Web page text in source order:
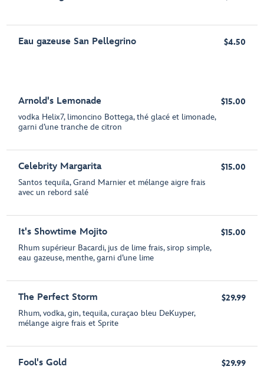
Eau gazeuse San Pellegrino $4.50
Arnold's Lemonade
vodka Helix7, limoncino Bottega, thé glacé et limonade,
garni d’une tranche de citron
$15.00
Celebrity Margarita
Santos tequila, Grand Marnier et mélange aigre frais
avec un rebord salé
$15.00
It's Showtime Mojito
Rhum supérieur Bacardi, jus de lime frais, sirop simple,
eau gazeuse, menthe, garni d’une lime
$15.00
The Perfect Storm
Rhum, vodka, gin, tequila, curaçao bleu DeKuyper,
mélange aigre frais et Sprite
$29.99
Fool's Gold $29.99